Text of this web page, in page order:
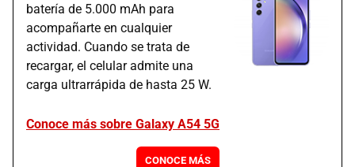
batería de 5.000 mAh para
acompañarte en cualquier
actividad. Cuando se trata de
recargar, el celular admite una
carga ultrarrápida de hasta 25 W.
Conoce más sobre Galaxy A54 5G
CONOCE MÁS